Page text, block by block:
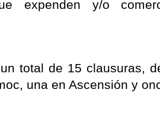
expenden y/o
total de 15 clausuras,
una en Ascensión y